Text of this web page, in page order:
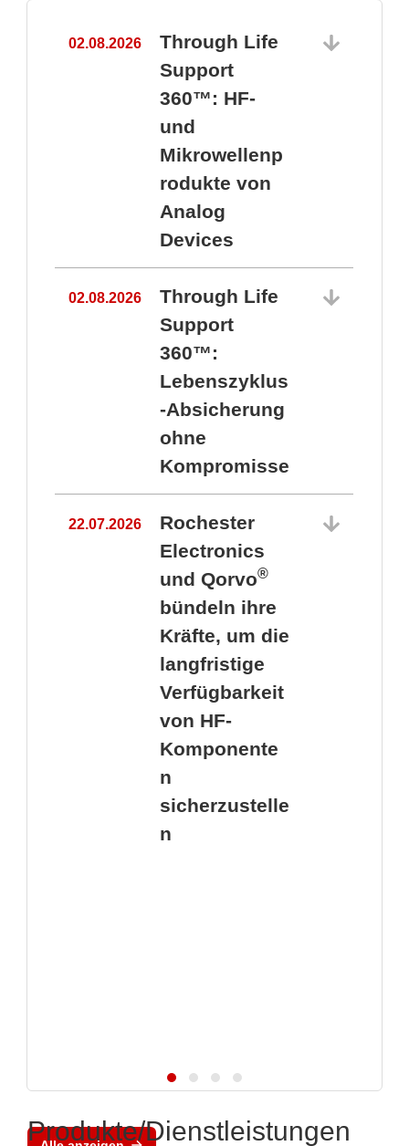
02.08.2026
Through Life
Support
360™: HF-
und
Mikrowellenp
rodukte von
Analog
Devices
02.08.2026
Through Life
Support
360™:
Lebenszyklus
-Absicherung
ohne
Kompromisse
22.07.2026
Rochester
Electronics
und Qorvo®
bündeln ihre
Kräfte, um die
langfristige
Verfügbarkeit
von HF-
Komponente
n
sicherzustelle
n
Produkte/Dienstleistungen